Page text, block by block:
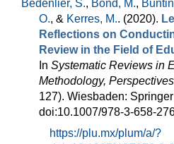
Bedenlier, S., Bond, M.,
O., & Kerres, M.. (2020).
Reflections on
Review in the Field of
In Systematic Reviews in
Methodology,
127). Wiesbaden:
doi:10.1007/978-3-658-
https://plu.mx/plum/a/?